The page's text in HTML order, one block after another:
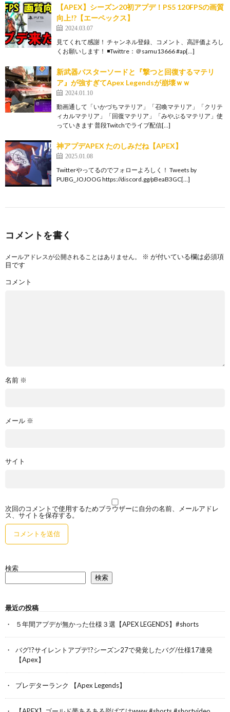
【APEX】シーズン20初アプデ！PS5 120FPSの画質
向上!?【エーペックス】
2024.03.07
見てくれて感謝！ チャンネル登録、コメント、高評価よろし
くお願いします！ ◾️Twittre：＠samu13666 #ap[…]
新武器バスターソードと『撃つと回復するマテリ
ア』が強すぎてApex Legendsが崩壊ｗｗ
2024.01.10
動画通して「いかづちマテリア」「召喚マテリア」「クリテ
ィカルマテリア」「回復マテリア」「みやぶるマテリア」使
っていきます 普段Twitchでライブ配信[…]
神アプデAPEX たのしみだね【APEX】
2025.01.08
Twitterやってるのでフォローよろしく！ Tweets by
PUBG_JOJOOG https://discord.gg/pBeaB3GC[…]
コメントを書く
メールアドレスが公開されることはありません。 ※ が付いている欄は必須項
目です
コメント
名前 ※
メール ※
サイト
次回のコメントで使用するためブラウザーに自分の名前、メールアドレ
ス、サイトを保存する。
検索
検索
最近の投稿
５年間アプデが無かった仕様３選【APEX LEGENDS】#shorts
バグ!?サイレントアプデ!?シーズン27で発覚したバグ/仕様17連発
【Apex】
プレデターランク 【Apex Legends】